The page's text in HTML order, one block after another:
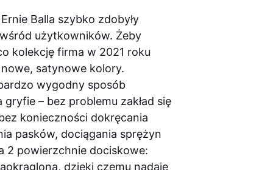
Balla szybko zdobyły
użytkowników. Żeby
kolekcję firma w 2021 roku
satynowe kolory.
wygodny sposób
– bez problemu zakład się
konieczności dokręcania
pasków, dociągania sprężyn
2 powierzchnie dociskowe:
dzięki czemu nadaje